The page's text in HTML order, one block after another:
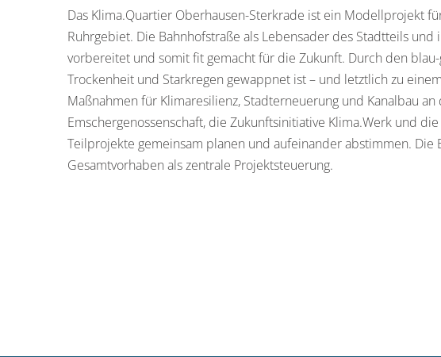
Das Klima.Quartier Oberhausen-Sterkrade ist ein Modellprojekt
Ruhrgebiet. Die Bahnhofstraße als Lebensader des Stadtteils
vorbereitet und somit fit gemacht für die Zukunft. Durch den
Trockenheit und Starkregen gewappnet ist – und letztlich zu
Maßnahmen für Klimaresilienz, Stadterneuerung und Kanalbau
Emschergenossenschaft, die Zukunftsinitiative Klima.Werk und
Teilprojekte gemeinsam planen und aufeinander abstimmen. Die
Gesamtvorhaben als zentrale Projektsteuerung.